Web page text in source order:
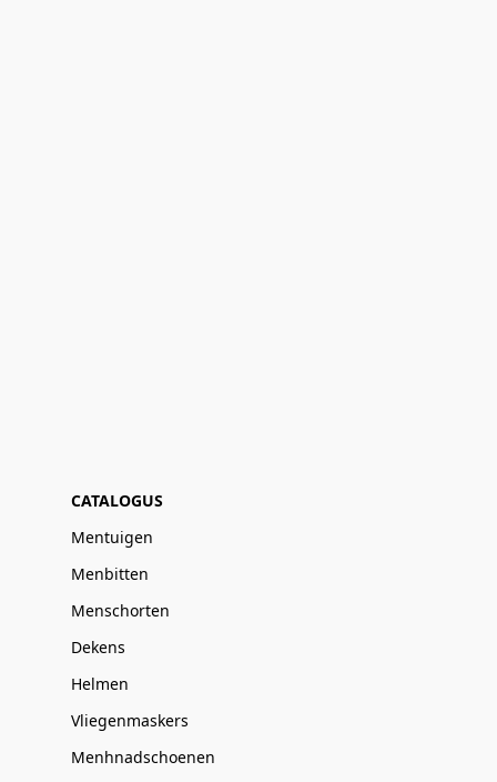
CATALOGUS
Mentuigen
Menbitten
Menschorten
Dekens
Helmen
Vliegenmaskers
Menhnadschoenen